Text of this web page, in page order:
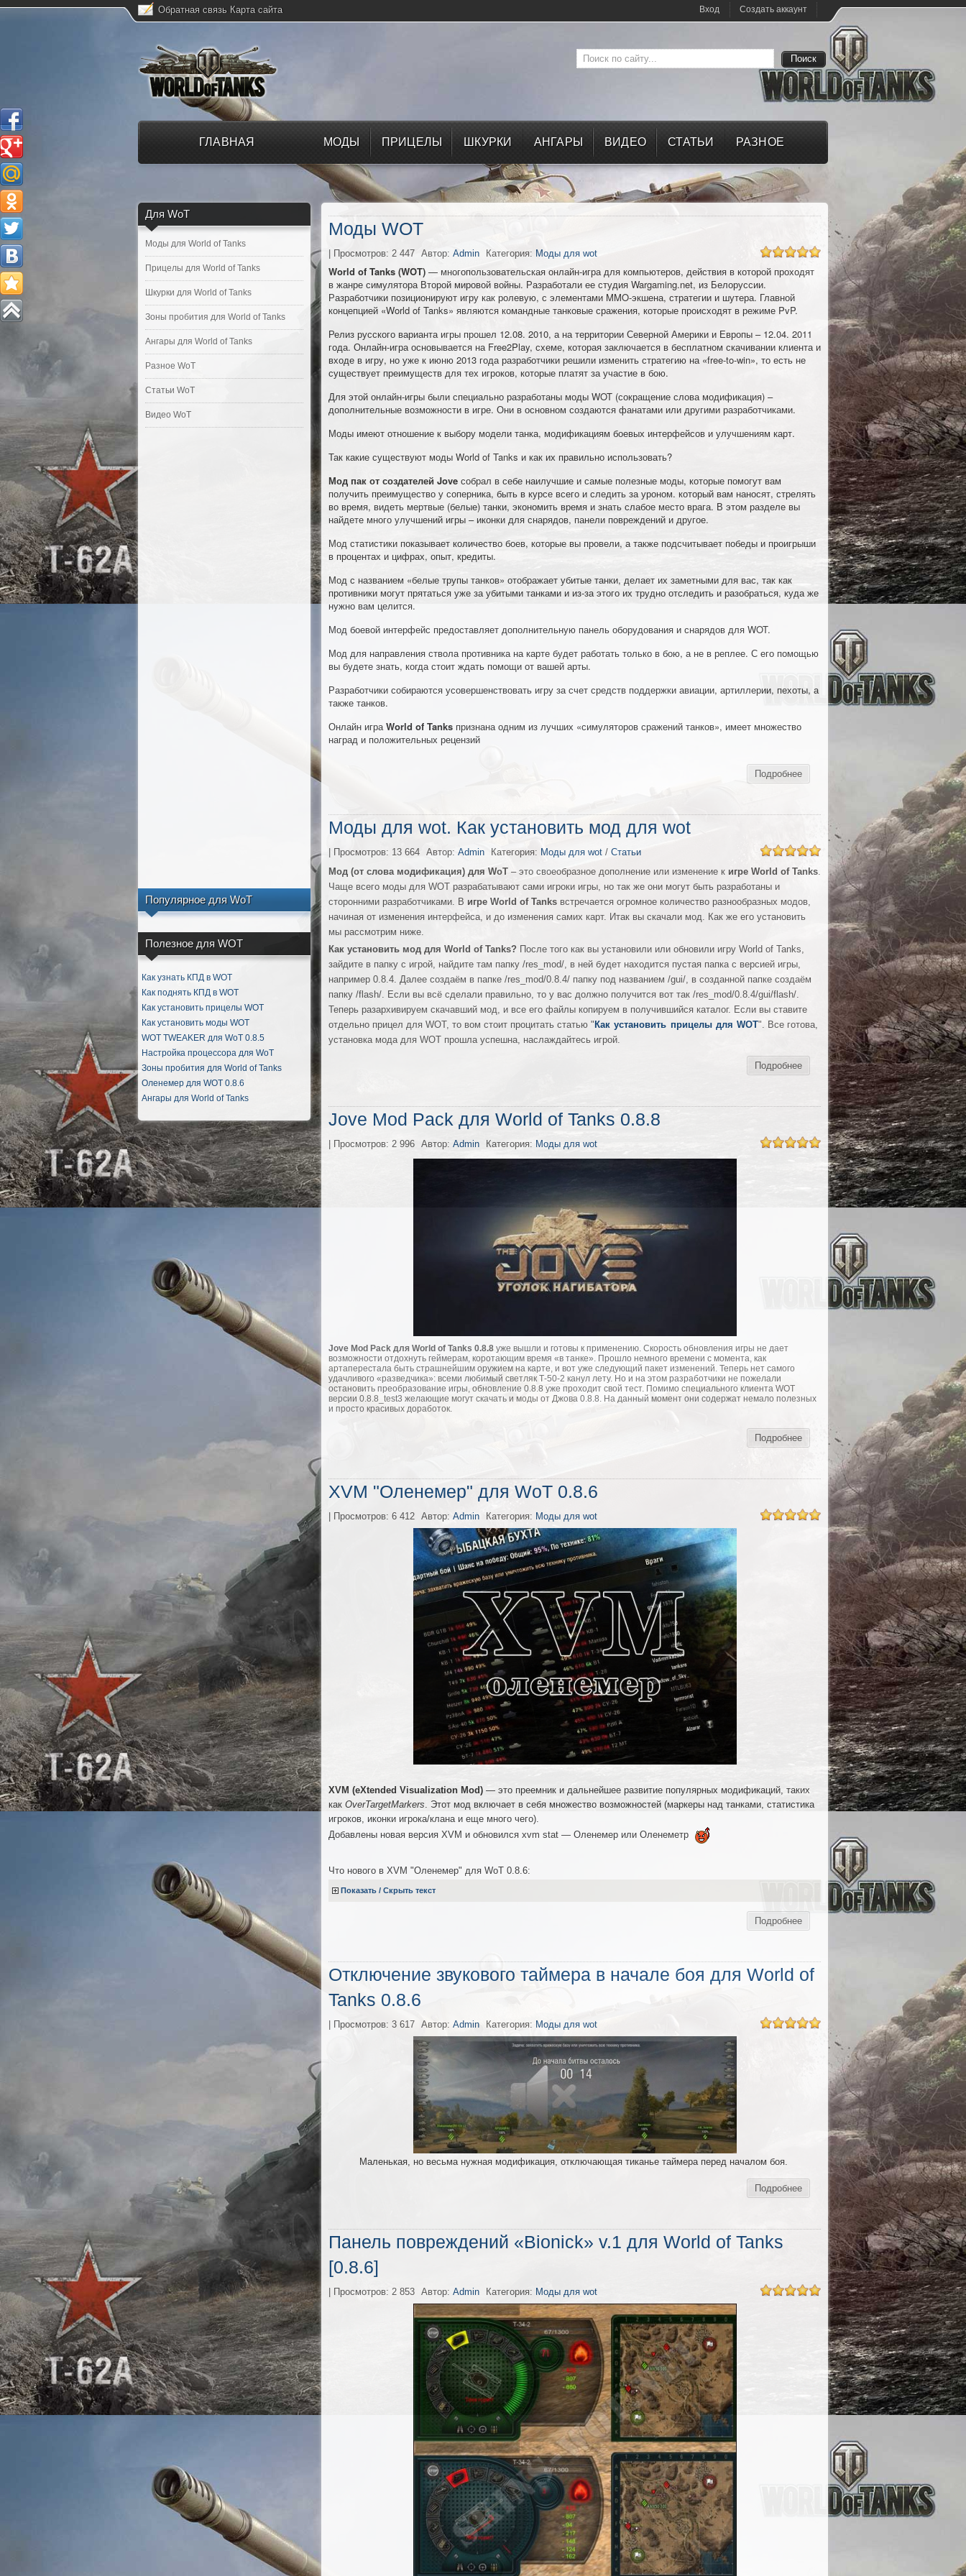
Обратная связь Карта сайта Вход Создать аккаунт
ГЛАВНАЯ МОДЫ ПРИЦЕЛЫ ШКУРКИ АНГАРЫ ВИДЕО СТАТЬИ РАЗНОЕ
Для WoT
Моды для World of Tanks
Прицелы для World of Tanks
Шкурки для World of Tanks
Зоны пробития для World of Tanks
Ангары для World of Tanks
Разное WoT
Статьи WoT
Видео WoT
Популярное для WoT
Полезное для WOT
Как узнать КПД в WOT
Как поднять КПД в WOT
Как установить прицелы WOT
Как установить моды WOT
WOT TWEAKER для WoT 0.8.5
Настройка процессора для WoT
Зоны пробития для World of Tanks
Оленемер для WOT 0.8.6
Ангары для World of Tanks
Моды WOT
| Просмотров: 2 447 Автор: Admin Категория: Моды для wot
World of Tanks (WOT) — многопользовательская онлайн-игра для компьютеров, действия в которой проходят
в жанре симулятора Второй мировой войны. Разработали ее студия Wargaming.net, из Белоруссии.
Разработчики позиционируют игру как ролевую, с элементами MMO-экшена, стратегии и шутера. Главной
концепцией «World of Tanks» являются командные танковые сражения, которые происходят в режиме PvP.
Релиз русского варианта игры прошел 12.08. 2010, а на территории Северной Америки и Европы – 12.04. 2011
года. Онлайн-игра основывается на Free2Play, схеме, которая заключается в бесплатном скачивании клиента и
входе в игру, но уже к июню 2013 года разработчики решили изменить стратегию на «free-to-win», то есть не
существует преимуществ для тех игроков, которые платят за участие в бою.
Для этой онлайн-игры были специально разработаны моды WOT (сокращение слова модификация) –
дополнительные возможности в игре. Они в основном создаются фанатами или другими разработчиками.
Моды имеют отношение к выбору модели танка, модификациям боевых интерфейсов и улучшениям карт.
Так какие существуют моды World of Tanks и как их правильно использовать?
Мод пак от создателей Jove собрал в себе наилучшие и самые полезные моды, которые помогут вам
получить преимущество у соперника, быть в курсе всего и следить за уроном. который вам наносят, стрелять
во время, видеть мертвые (белые) танки, экономить время и знать слабое место врага. В этом разделе вы
найдете много улучшений игры – иконки для снарядов, панели повреждений и другое.
Мод статистики показывает количество боев, которые вы провели, а также подсчитывает победы и проигрыши
в процентах и цифрах, опыт, кредиты.
Мод с названием «белые трупы танков» отображает убитые танки, делает их заметными для вас, так как
противники могут прятаться уже за убитыми танками и из-за этого их трудно отследить и разобраться, куда же
нужно вам целится.
Мод боевой интерфейс предоставляет дополнительную панель оборудования и снарядов для WOT.
Мод для направления ствола противника на карте будет работать только в бою, а не в реплее. С его помощью
вы будете знать, когда стоит ждать помощи от вашей арты.
Разработчики собираются усовершенствовать игру за счет средств поддержки авиации, артиллерии, пехоты, а
также танков.
Онлайн играWorld of Tanks признана одним из лучших «симуляторов сражений танков», имеет множество
наград и положительных рецензий
Подробнее
Моды для wot. Как установить мод для wot
| Просмотров: 13 664 Автор: Admin Категория: Моды для wot / Статьи
Мод (от слова модификация) для WoT – это своеобразное дополнение или изменение к игре World of Tanks.
Чаще всего моды для WOT разрабатывают сами игроки игры, но так же они могут быть разработаны и
сторонними разработчиками. В игре World of Tanks встречается огромное количество разнообразных модов,
начиная от изменения интерфейса, и до изменения самих карт. Итак вы скачали мод. Как же его установить
мы рассмотрим ниже.
Как установить мод для World of Tanks? После того как вы установили или обновили игру World of Tanks,
зайдите в папку с игрой, найдите там папку /res_mod/, в ней будет находится пустая папка с версией игры,
например 0.8.4. Далее создаём в папке /res_mod/0.8.4/ папку под названием /gui/, в созданной папке создаём
папку /flash/. Если вы всё сделали правильно, то у вас должно получится вот так /res_mod/0.8.4/gui/flash/.
Теперь разархивируем скачавший мод, и все его файлы копируем в получившийся каталог. Если вы ставите
отдельно прицел для WOT, то вом стоит процитать статью "Как установить прицелы для WOT". Все готова,
установка мода для WOT прошла успешна, наслаждайтесь игрой.
Подробнее
Jove Mod Pack для World of Tanks 0.8.8
| Просмотров: 2 996 Автор: Admin Категория: Моды для wot
Jove Mod Pack для World of Tanks 0.8.8 уже вышли и готовы к применению. Скорость обновления игры не дает
возможности отдохнуть геймерам, коротающим время «в танке». Прошло немного времени с момента, как
артаперестала быть страшнейшим оружием на карте, и вот уже следующий пакет изменений. Теперь нет самого
удачливого «разведчика»: всеми любимый светляк Т-50-2 канул лету. Но и на этом разработчики не пожелали
остановить преобразование игры, обновление 0.8.8 уже проходит свой тест. Помимо специального клиента WOT
версии 0.8.8_test3 желающие могут скачать и моды от Джова 0.8.8. На данный момент они содержат немало полезных
и просто красивых доработок.
Подробнее
XVM "Оленемер" для WoT 0.8.6
| Просмотров: 6 412 Автор: Admin Категория: Моды для wot
XVM (eXtended Visualization Mod) — это преемник и дальнейшее развитие популярных модификаций, таких
как OverTargetMarkers. Этот мод включает в себя множество возможностей (маркеры над танками, статистика
игроков, иконки игрока/клана и еще много чего).
Добавлены новая версия XVM и обновился xvm stat — Оленемер или Оленеметр
Что нового в XVM "Оленемер" для WoT 0.8.6:
Показать / Скрыть текст
Подробнее
Отключение звукового таймера в начале боя для World of
Tanks 0.8.6
| Просмотров: 3 617 Автор: Admin Категория: Моды для wot
Маленькая, но весьма нужная модификация, отключающая тиканье таймера перед началом боя.
Подробнее
Панель повреждений «Bionick» v.1 для World of Tanks
[0.8.6]
| Просмотров: 2 853 Автор: Admin Категория: Моды для wot